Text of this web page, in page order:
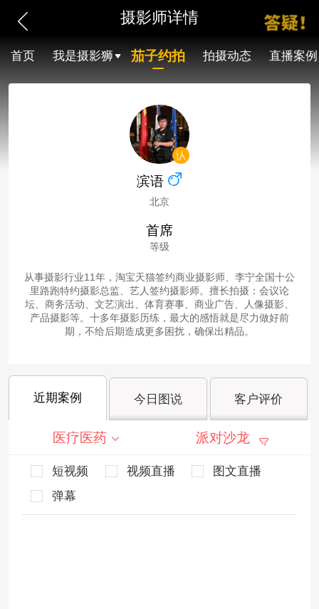
摄影师详情
首页 我是摄影狮 茄子约拍 拍摄动态 直播案例
滨语
北京
首席
等级
从事摄影行业11年，淘宝天猫签约商业摄影师、李宁全国十公
里路跑特约摄影总监、艺人签约摄影师。擅长拍摄：会议论
坛、商务活动、文艺演出、体育赛事、商业广告、人像摄影、
产品摄影等。十多年摄影历练，最大的感悟就是尽力做好前
期，不给后期造成更多困扰，确保出精品。
近期案例 今日图说 客户评价
医疗医药 派对沙龙
短视频 视频直播
图文直播
弹幕